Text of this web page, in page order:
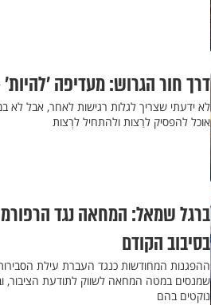
דרך חור הגרוש: מעדיפה
לא ידעתי שצריך לגלות רגישות לאחר, אבל
אוכל להפסיק לרַצות ולהתחיל לרְצות
ברגל שמאל: המחאה נגד
בסיבוב הקודם
ההפגנות המחודשות כנגד העברת עילת הסבירות
שמנסים במטה המחאה לשווק לתודעת הציבור,
נוקטים בהם